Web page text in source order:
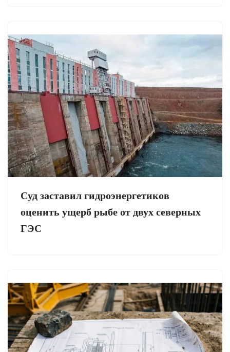
Суд заставил гидроэнергетиков
оценить ущерб рыбе от двух северных
ГЭС